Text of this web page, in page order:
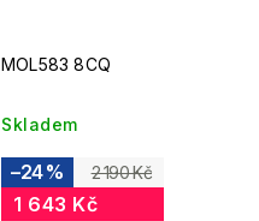
MOL583 8CQ
Skladem
2 190 Kč
–24 %
1 643 Kč